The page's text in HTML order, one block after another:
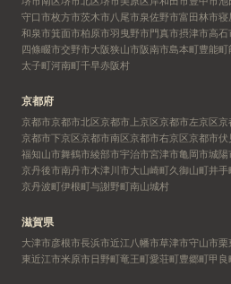
守口市枚方市茨木市八尾市泉佐野市富田林市寝
和泉市箕面市柏原市羽曳野市門真市摂津市高石
四條畷市交野市大阪狭山市阪南市島本町豊能町
太子町河南町千早赤阪村
京都府
京都市京都市北区京都市上京区京都市左京区京
京都市下京区京都市南区京都市右京区京都市伏
福知山市舞鶴市綾部市宇治市宮津市亀岡市城陽
京丹後市南丹市木津川市大山崎町久御山町井手
京丹波町伊根町与謝野町南山城村
滋賀県
大津市彦根市長浜市近江八幡市草津市守山市栗
東近江市米原市日野町竜王町愛荘町豊郷町甲良